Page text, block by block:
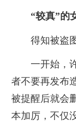
“较真”的
得知被盗
一开始，
者不要再发布
被提醒后就会
本加厉，不仅